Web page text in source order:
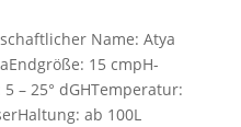
Name: Atya
15 cmpH-
– 25° dGHTemperatur:
ab 100L